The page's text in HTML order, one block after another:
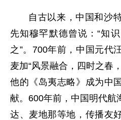
自古以来，中国和沙
先知穆罕默德曾说：“知
之”。700年前，中国元代
麦加“风景融合，四时之春
他的《岛夷志略》成为中
献。600年前，中国明代航
达、麦地那等地，传播友